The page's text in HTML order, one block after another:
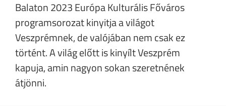
Balaton 2023 Európa Kulturális Főváros
programsorozat kinyitja a világot
Veszprémnek, de valójában nem csak ez
történt. A világ előtt is kinyílt Veszprém
kapuja, amin nagyon sokan szeretnének
átjönni.